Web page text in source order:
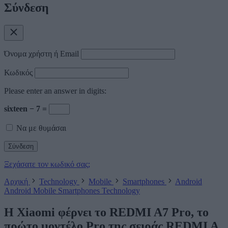
Σύνδεση
Όνομα χρήστη ή Email
Κωδικός
Please enter an answer in digits:
sixteen − 7 =
Να με θυμάσαι
Ξεχάσατε τον κωδικό σας;
Αρχική
Technology Mobile Smartphones
Android
Android Mobile Smartphones Technology
Η Xiaomi φέρνει το REDMI A7 Pro, το